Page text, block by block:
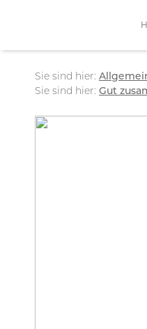
Sie sind hier:
Sie sind hier: Gut